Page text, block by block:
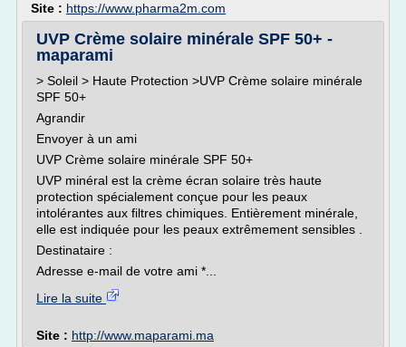
Site : https://www.pharma2m.com
UVP Crème solaire minérale SPF 50+ -
maparami
> Soleil > Haute Protection >UVP Crème solaire minérale
SPF 50+
Agrandir
Envoyer à un ami
UVP Crème solaire minérale SPF 50+
UVP minéral est la crème écran solaire très haute
protection spécialement conçue pour les peaux
intolérantes aux filtres chimiques. Entièrement minérale,
elle est indiquée pour les peaux extrêmement sensibles .
Destinataire :
Adresse e-mail de votre ami *...
Lire la suite
Site : http://www.maparami.ma